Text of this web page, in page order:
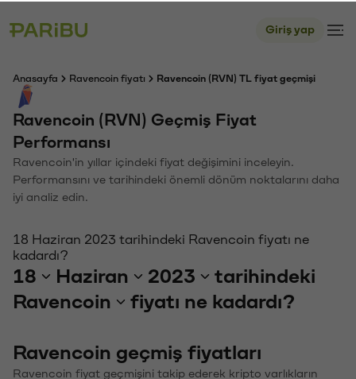
Giriş yap
Anasayfa Ravencoin fiyatı Ravencoin (RVN) TL fiyat geçmişi
Ravencoin (RVN) Geçmiş Fiyat
Performansı
Ravencoin'in yıllar içindeki fiyat değişimini inceleyin.
Performansını ve tarihindeki önemli dönüm noktalarını daha
iyi analiz edin.
18 Haziran 2023 tarihindeki Ravencoin fiyatı ne
kadardı?
18 Haziran 2023
tarihindeki
Ravencoin
fiyatı ne kadardı?
Ravencoin geçmiş fiyatları
Ravencoin fiyat geçmişini takip ederek kripto varlıkların